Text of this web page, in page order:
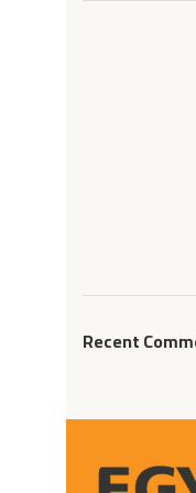
Recent